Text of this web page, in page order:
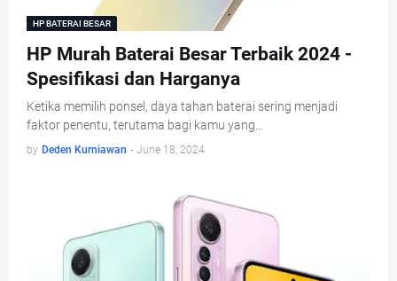
HP BATERAI BESAR
HP Murah Baterai Besar Terbaik 2024 -
Spesifikasi dan Harganya
Ketika memilih ponsel, daya tahan baterai sering menjadi
faktor penentu, terutama bagi kamu yang…
by Deden Kurniawan - June 18, 2024